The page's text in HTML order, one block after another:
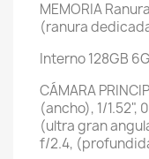
MEMORIA
(ranura
Interno128GB
CÁMARA
(ancho), 1/1.52",
(ultra gran
f/2.4,